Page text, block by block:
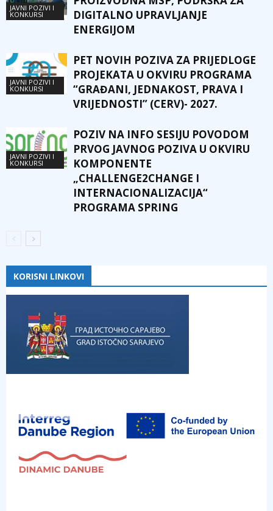
JAVNI POZIVI I
KONKURSI
DIGITALNO UPRAVLJANJE
ENERGIJOM
JAVNI POZIVI I
KONKURSI
PET NOVIH POZIVA ZA PRIJEDLOGE
PROJEKATA U OKVIRU PROGRAMA
“GRAĐANI, JEDNAKOST, PRAVA I
VRIJEDNOSTI” (CERV)- 2027.
JAVNI POZIVI I
KONKURSI
POZIV NA INFO SESIJU POVODOM
PRVOG JAVNOG POZIVA U OKVIRU
KOMPONENTE
„CHALLENGE2CHANGE I
INTERNACIONALIZACIJA“
PROGRAMA SPRING
KORISNI LINKOVI